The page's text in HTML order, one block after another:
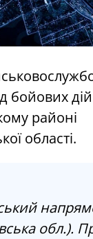
бойових
районі
області.
обл.).